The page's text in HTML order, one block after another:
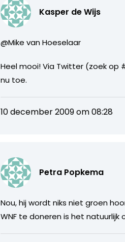
Kasper de Wijs
@Mike van Hoeselaar
Heel mooi! Via Twitter (zoek op
nu toe.
10 december 2009 om 08:28
Petra Popkema
Nou, hij wordt niks niet groen
WNF te doneren is het natuurlijk